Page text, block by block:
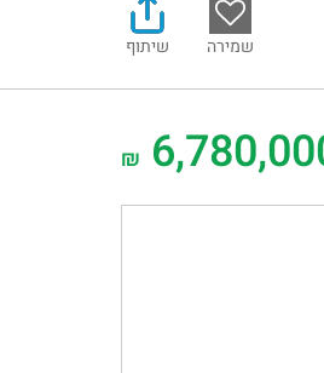
שמירה שיתוף
₪